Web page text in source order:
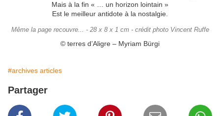
Mais à la fin « … un horizon lointain »
Est le meilleur antidote à la nostalgie.
Même la page recouvre... - 28 x 8 x 1 cm - crédit photo Vincent Ruffe
© terres d’Aligre – Myriam Bürgi
#archives articles
Partager